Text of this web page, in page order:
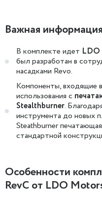
Важная
В комплекте идет LDO
был разработан в
насадками Revo.
Компоненты, входящие
использования с
Stealthburner.
инструмента до новых
Steathburner
стандартной
Особенности
RevC от LDO